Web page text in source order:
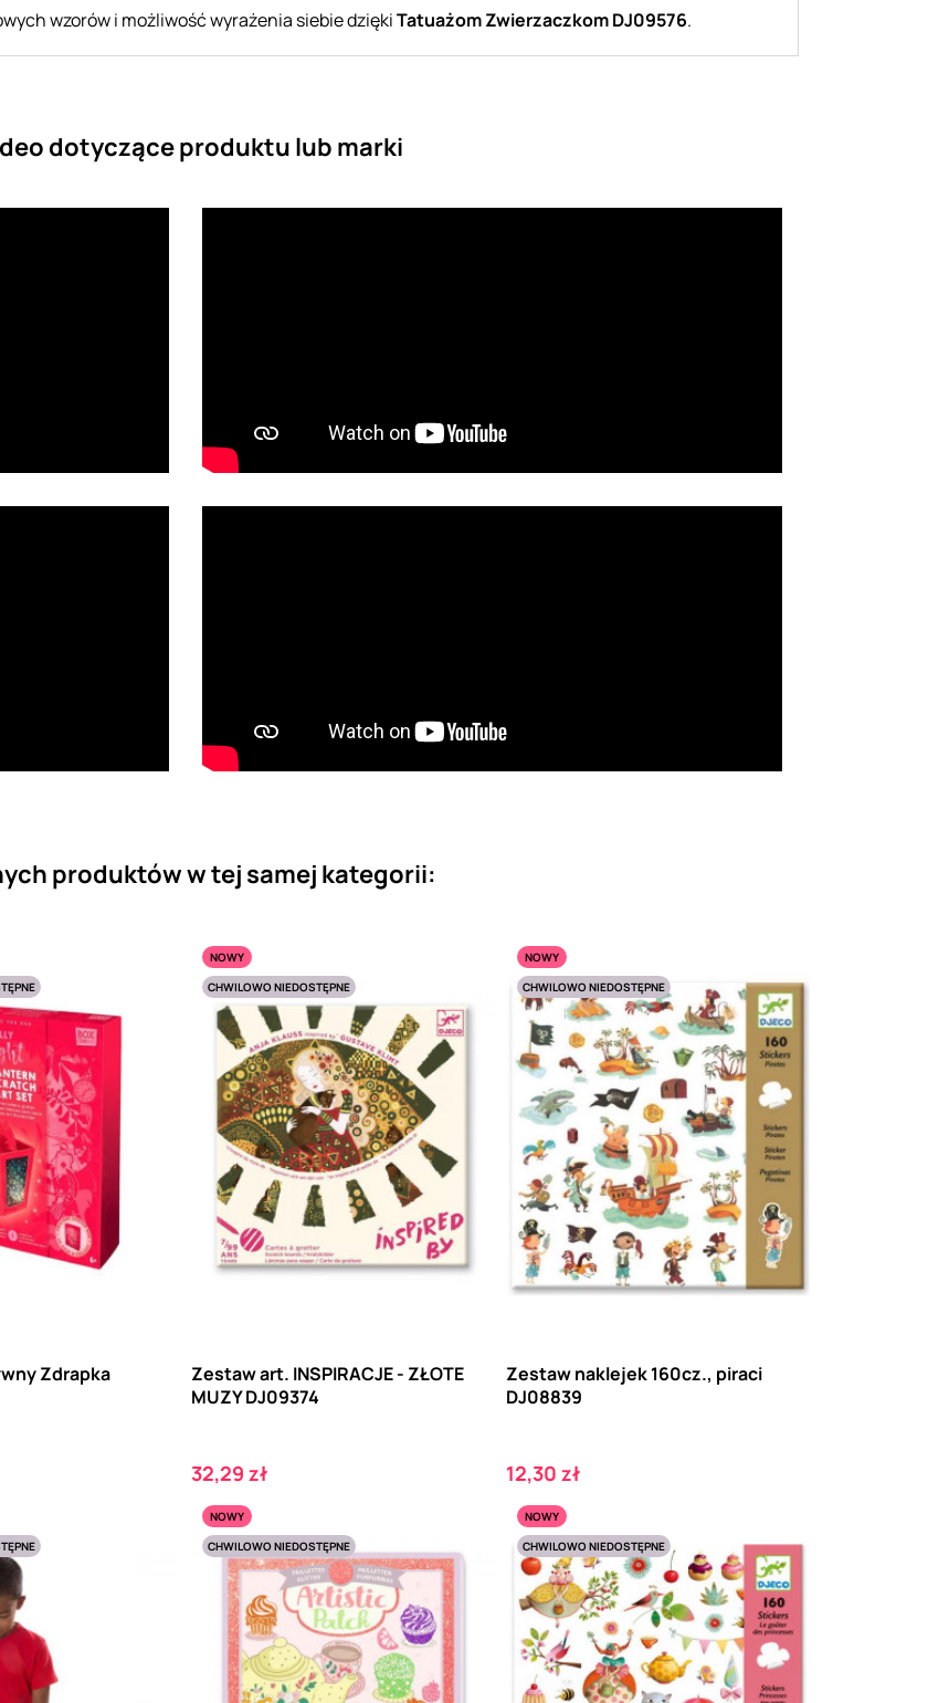
wzorów i możliwość wyrażenia siebie dziękiTatuażom Zwierzaczkom DJ09576.
dotyczące produktu lub marki
produktów w tej samej kategorii:
Zdrapka
NOWY
CHWILOWO NIEDOSTĘPNE
Zestaw art. INSPIRACJE - ZŁOTE
MUZY DJ09374
Cena
32,29 zł
NOWY
CHWILOWO NIEDOSTĘPNE
Zestaw naklejek 160cz., piraci
DJ08839
Cena
12,30 zł
NOWY
CHWILOWO NIEDOSTĘPNE
NOWY
CHWILOWO NIEDOSTĘPNE